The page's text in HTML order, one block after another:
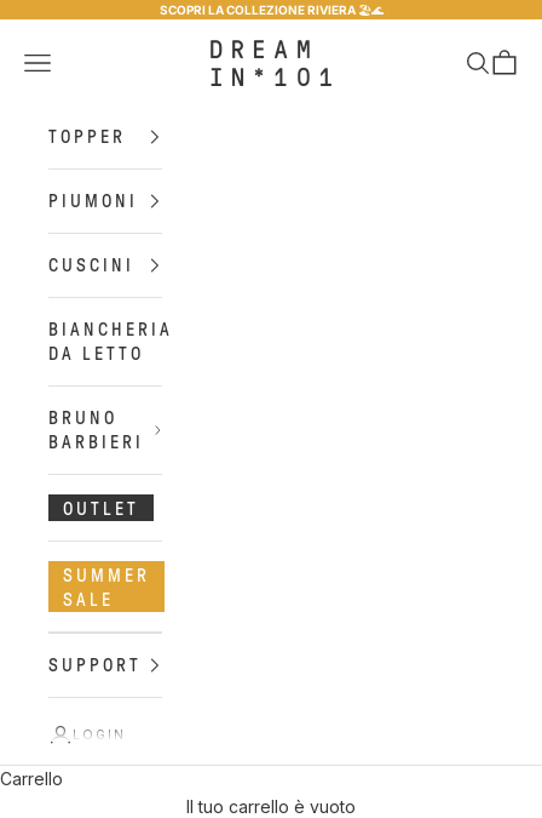
SCOPRI LA COLLEZIONE RIVIERA 🏖️​🌊​
Dreamin*101
Menù Cerca
TOPPER
PIUMONI
CUSCINI
BIANCHERIA
DA LETTO
BRUNO
BARBIERI
OUTLET
SUMMER
SALE
SUPPORT
LOGIN
Carrello
Il tuo carrello è vuoto